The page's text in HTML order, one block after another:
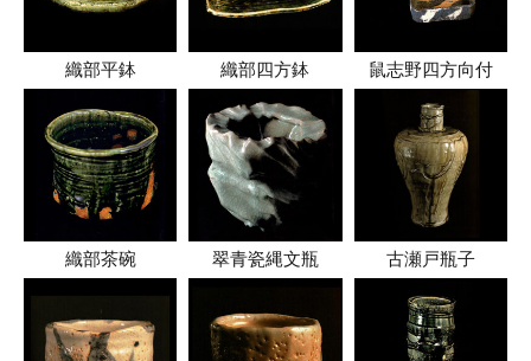
織部平鉢 織部四方鉢 鼠志野四方向付
織部茶碗 翠青瓷縄文瓶 古瀬戸瓶子